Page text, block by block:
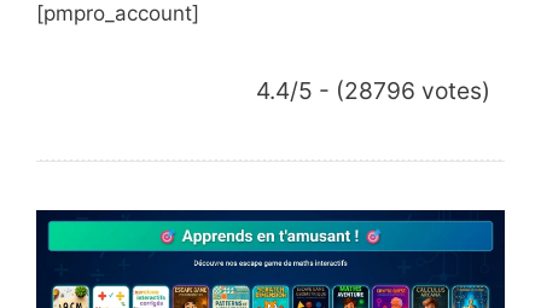
[pmpro_account]
4.4/5 - (28796 votes)